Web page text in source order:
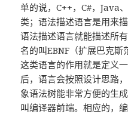
单的说，C++，C#，Java
类；语法描述语言是用来
语法描述语言就能描述所
名的叫EBNF（扩展巴克斯
这类语言的作用就是定义
后，语言会按照设计思路
象语法树能非常方便的生
叫编译器前端。相应的，